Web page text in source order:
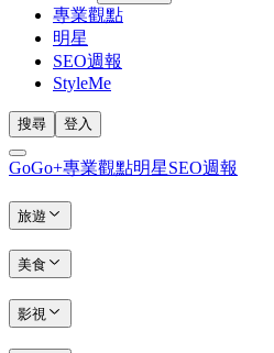
專業觀點
明星
SEO週報
StyleMe
搜尋 登入
GoGo+專業觀點明星SEO週報
旅遊
美食
影視